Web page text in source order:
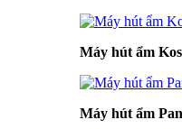
Máy hút ẩm
Máy hút ẩm